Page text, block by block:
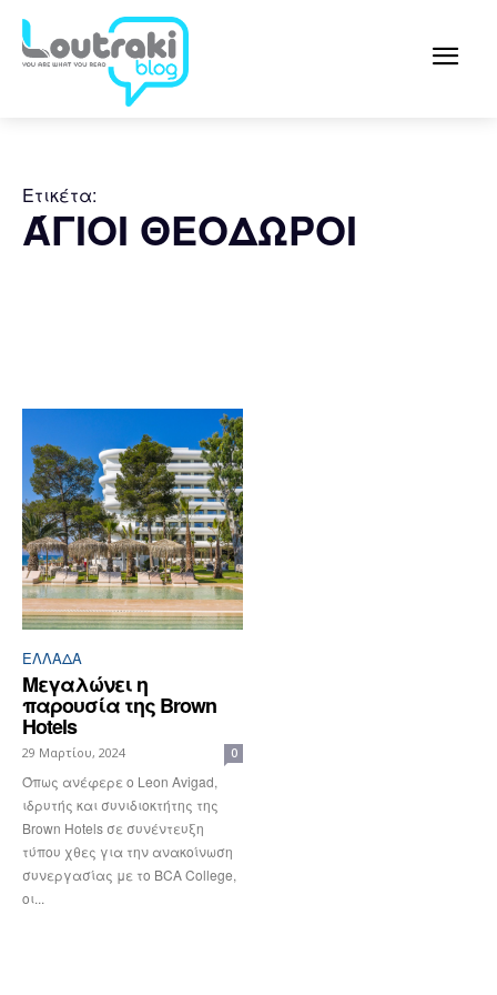
Ετικέτα:
ΆΓΙΟΙ ΘΕΟΔΩΡΟΙ
ΕΛΛΆΔΑ
Μεγαλώνει η
παρουσία της Brown
Hotels
29 Μαρτίου, 2024 0
Όπως ανέφερε ο Leon Avigad,
ιδρυτής και συνιδιοκτήτης της
Brown Hotels σε συνέντευξη
τύπου χθες για την ανακοίνωση
συνεργασίας με το BCA College,
οι...